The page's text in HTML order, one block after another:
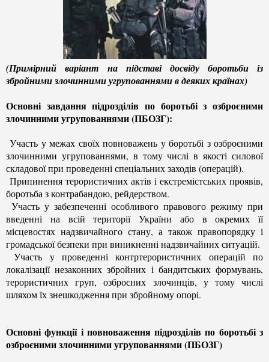
(Примірний варіант на підставі досвіду боротьби із
збройними злочинними угрупованнями в деяких країнах)
Основні завдання підрозділів по боротьбі з озброєними
злочинними угрупованнями (ПБОЗГ):
Участь у межах своїх повноважень у боротьбі з озброєними
злочинними угрупованнями, в тому числі в якості силової
складової при проведенні спеціальних заходів (операцій).
Припинення терористичних актів і екстремістських проявів,
боротьба з контрабандою, рейдерством.
Участь у забезпеченні особливого правового режиму при
введенні на всій території України або в окремих її
місцевостях надзвичайного стану, а також правопорядку і
громадської безпеки при виникненні надзвичайних ситуацій.
Участь у проведенні контртерористичних операцій по
локалізації незаконних збройних і бандитських формувань,
терористичних груп, озброєних злочинців, у тому числі
шляхом їх знешкодження при збройному опорі.
Основні функції і повноваження підрозділів по боротьбі з
озброєними злочинними угрупованнями (ПБОЗГ)